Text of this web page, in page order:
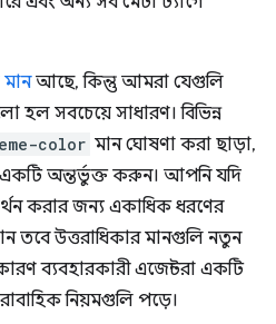
মানআছে, কিন্তু আমরা যেগুলি
সবচেয়ে সাধারণ। বিভিন্ন
color মান ঘোষণা করা ছাড়া,
একটি অন্তর্ভুক্ত করুন। আপনি যদি
করার জন্য একাধিক ধরণের
তবে উত্তরাধিকার মানগুলি নতুন
ব্যবহারকারী এজেন্টরা একটি
নিয়মগুলি পড়ে।